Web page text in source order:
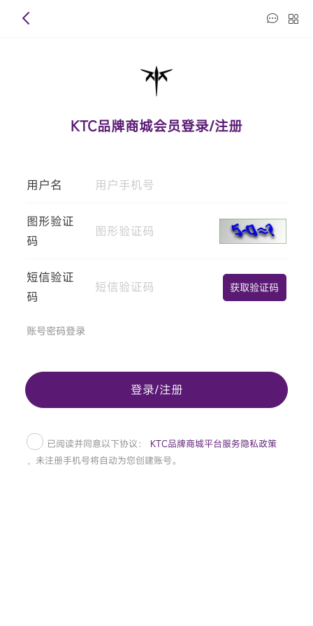
KTC品牌商城会员登录/注册
用户名
图形验证
码
短信验证
码
获取验证码
账号密码登录
登录/注册
已阅读并同意以下协议： KTC品牌商城平台服务隐私政策
，未注册手机号将自动为您创建账号。